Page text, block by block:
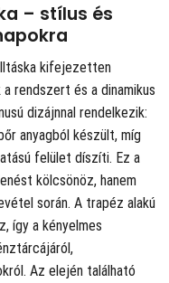
– stílus és
kifejezetten
rendszert és a dinamikus
dizájnnal rendelkezik:
anyagból készült, míg
felület díszíti. Ez a
kölcsönöz, hanem
során. A trapéz alakú
így a kényelmes
Az elején található